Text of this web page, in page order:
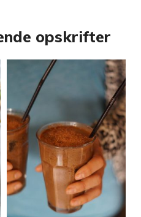
opskrifter